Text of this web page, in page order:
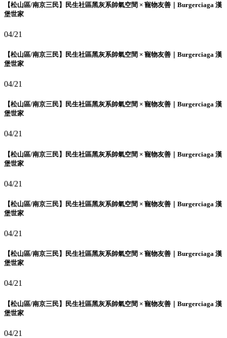
【松山區/南京三民】民生社區黑灰系帥氣空間 × 寵物友善｜Burgerciaga 漢
堡世家
04/21
【松山區/南京三民】民生社區黑灰系帥氣空間 × 寵物友善｜Burgerciaga 漢
堡世家
04/21
【松山區/南京三民】民生社區黑灰系帥氣空間 × 寵物友善｜Burgerciaga 漢
堡世家
04/21
【松山區/南京三民】民生社區黑灰系帥氣空間 × 寵物友善｜Burgerciaga 漢
堡世家
04/21
【松山區/南京三民】民生社區黑灰系帥氣空間 × 寵物友善｜Burgerciaga 漢
堡世家
04/21
【松山區/南京三民】民生社區黑灰系帥氣空間 × 寵物友善｜Burgerciaga 漢
堡世家
04/21
【松山區/南京三民】民生社區黑灰系帥氣空間 × 寵物友善｜Burgerciaga 漢
堡世家
04/21